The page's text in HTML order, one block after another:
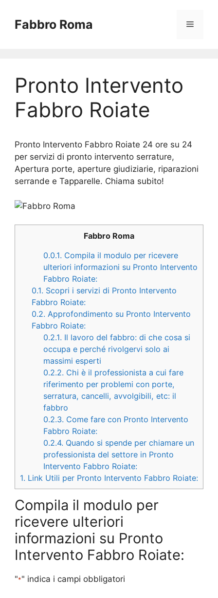
contenuto
Fabbro Roma Menu
Pronto Intervento
Fabbro Roiate
Pronto Intervento Fabbro Roiate 24 ore su 24
per servizi di pronto intervento serrature,
Apertura porte, aperture giudiziarie, riparazioni
serrande e Tapparelle. Chiama subito!
Fabbro Roma
0.0.1. Compila il modulo per ricevere
ulteriori informazioni su Pronto Intervento
Fabbro Roiate:
0.1. Scopri i servizi di Pronto Intervento
Fabbro Roiate:
0.2. Approfondimento su Pronto Intervento
Fabbro Roiate:
0.2.1. Il lavoro del fabbro: di che cosa si
occupa e perché rivolgervi solo ai
massimi esperti
0.2.2. Chi è il professionista a cui fare
riferimento per problemi con porte,
serratura, cancelli, avvolgibili, etc: il
fabbro
0.2.3. Come fare con Pronto Intervento
Fabbro Roiate:
0.2.4. Quando si spende per chiamare un
professionista del settore in Pronto
Intervento Fabbro Roiate:
1. Link Utili per Pronto Intervento Fabbro Roiate:
Compila il modulo per
ricevere ulteriori
informazioni su Pronto
Intervento Fabbro Roiate:
"*" indica i campi obbligatori